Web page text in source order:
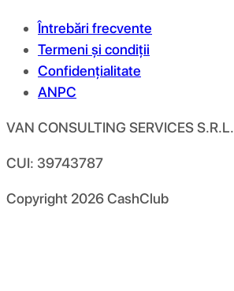
Întrebări frecvente
Termeni și condiții
Confidențialitate
ANPC
VAN CONSULTING SERVICES S.R.L.
CUI: 39743787
Copyright 2026CashClub